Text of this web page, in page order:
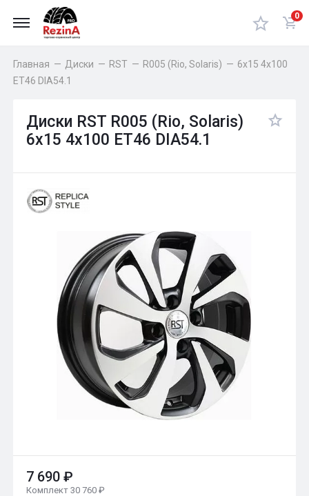
0
Главная — Диски — RST — R005 (Rio, Solaris) — 6x15 4x100
ET46 DIA54.1
Диски RST R005 (Rio, Solaris)
6x15 4x100 ET46 DIA54.1
7 690 ₽
Комплект 30 760 ₽